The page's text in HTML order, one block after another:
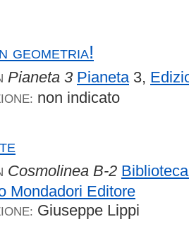
geometria!
Pianeta 3 Pianeta 3,
non indicato
Cosmolinea B-2
Mondadori Editore
Giuseppe Lippi